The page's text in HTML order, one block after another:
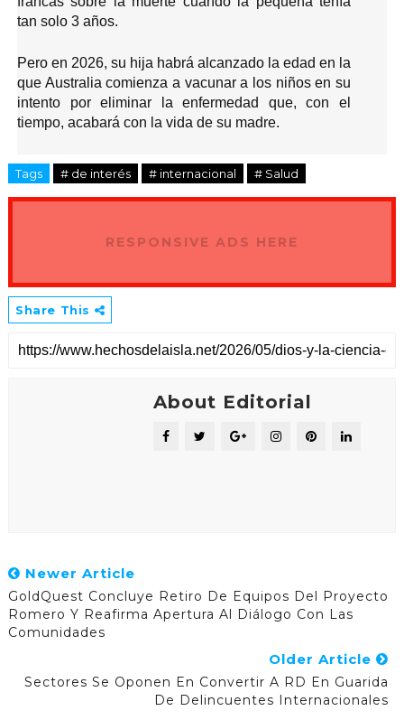
tan solo 3 años.
Pero en 2026, su hija habrá alcanzado la edad en la
que Australia comienza a vacunar a los niños en su
intento por eliminar la enfermedad que, con el
tiempo, acabará con la vida de su madre.
Tags # de interés # internacional # Salud
RESPONSIVE ADS HERE
Share This
About Editorial
Newer Article
GoldQuest Concluye Retiro De Equipos Del Proyecto
Romero Y Reafirma Apertura Al Diálogo Con Las
Comunidades
Older Article
Sectores Se Oponen En Convertir A RD En Guarida
De Delincuentes Internacionales